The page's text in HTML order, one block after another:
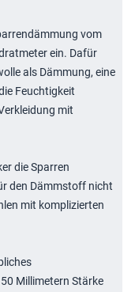
vom
ein. Dafür
als Dämmung, eine
Feuchtigkeit
mit
die Sparren
den Dämmstoff nicht
mit komplizierten
Millimetern Stärke